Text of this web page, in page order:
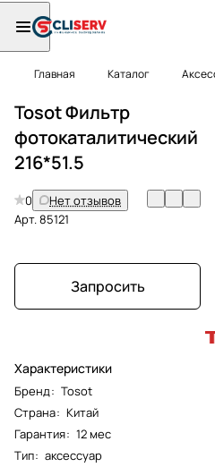
Главная Каталог
Tosot Фильтр
фотокаталитический
216*51.5
0
Нет отзывов
Арт.85121
Запросить
Характеристики
Бренд: Tosot
Страна: Китай
Гарантия: 12 мес
Тип: аксессуар